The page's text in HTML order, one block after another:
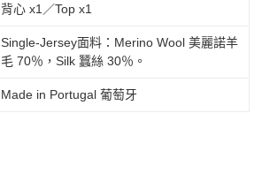
背心 x1／Top x1
Single-Jersey面料：Merino Wool 美麗諾羊
毛 70％，Silk 蠶絲 30％。
Made in Portugal 葡萄牙